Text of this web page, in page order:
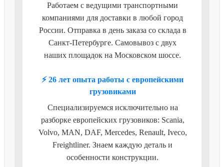
Работаем с ведущими транспортными
компаниями для доставки в любой город
России. Отправка в день заказа со склада в
Санкт-Петербурге. Самовывоз с двух
наших площадок на Московском шоссе.
⚡ 26 лет опыта работы с европейскими
грузовиками
Специализируемся исключительно на
разборке европейских грузовиков: Scania,
Volvo, MAN, DAF, Mercedes, Renault, Iveco,
Freightliner. Знаем каждую деталь и
особенности конструкции.